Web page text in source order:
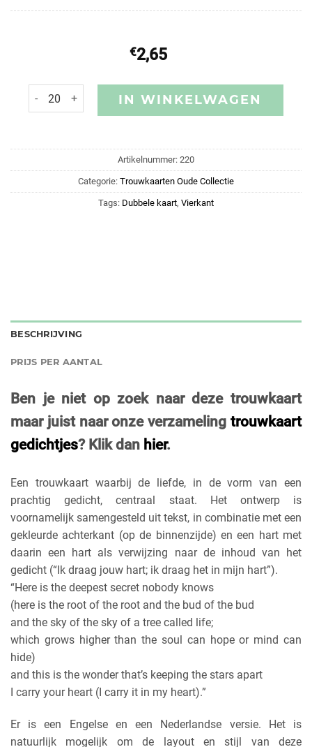
€2,65
IN WINKELWAGEN
Artikelnummer: 220
Categorie: Trouwkaarten Oude Collectie
Tags: Dubbele kaart, Vierkant
BESCHRIJVING
PRIJS PER AANTAL
Ben je niet op zoek naar deze trouwkaart
maar juist naar onze verzameling trouwkaart
gedichtjes? Klik dan hier.
Een trouwkaart waarbij de liefde, in de vorm van een
prachtig gedicht, centraal staat. Het ontwerp is
voornamelijk samengesteld uit tekst, in combinatie met een
gekleurde achterkant (op de binnenzijde) en een hart met
daarin een hart als verwijzing naar de inhoud van het
gedicht (“Ik draag jouw hart; ik draag het in mijn hart”).
“Here is the deepest secret nobody knows
(here is the root of the root and the bud of the bud
and the sky of the sky of a tree called life;
which grows higher than the soul can hope or mind can
hide)
and this is the wonder that’s keeping the stars apart
I carry your heart (I carry it in my heart).”
Er is een Engelse en een Nederlandse versie. Het is
natuurlijk mogelijk om de layout en stijl van deze